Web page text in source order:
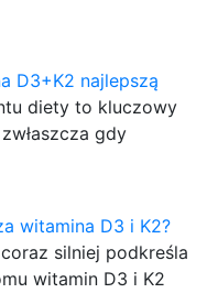
D3+K2 najlepszą
diety to kluczowy
gdy
witamina D3 i K2?
silniej podkreśla
witamin D3 i K2